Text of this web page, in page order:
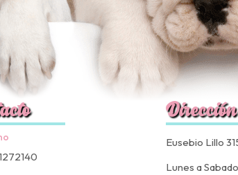
Dirección
Eusebio Lillo
Lunes a